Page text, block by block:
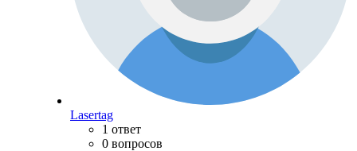
Lasertag
1 ответ
0 вопросов